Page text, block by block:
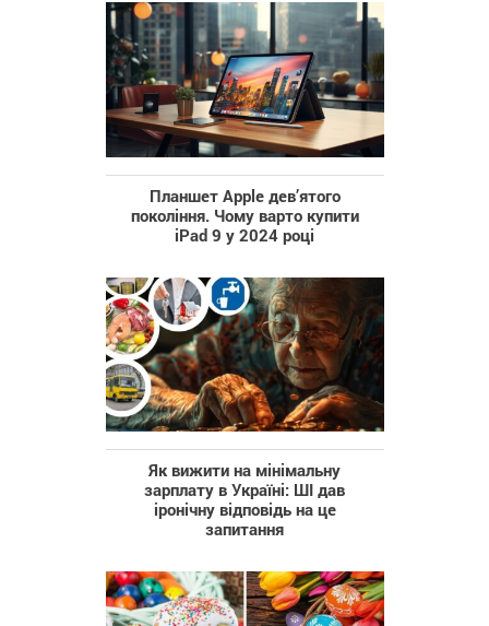
Планшет Apple дев’ятого
покоління. Чому варто купити
iPad 9 у 2024 році
Як вижити на мінімальну
зарплату в Україні: ШІ дав
іронічну відповідь на це
запитання